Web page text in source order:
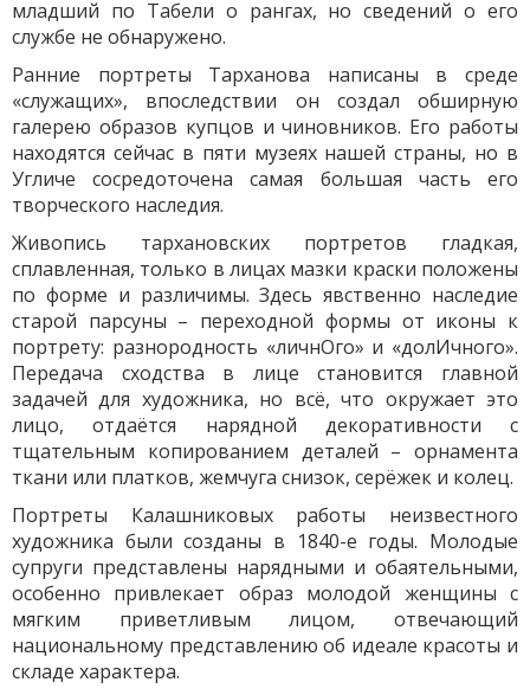
младший по Табели о рангах, но сведений о его
службе не обнаружено.
Ранние портреты Тарханова написаны в среде
«служащих», впоследствии он создал обширную
галерею образов купцов и чиновников. Его работы
находятся сейчас в пяти музеях нашей страны, но в
Угличе сосредоточена самая большая часть его
творческого наследия.
Живопись тархановских портретов гладкая,
сплавленная, только в лицах мазки краски положены
по форме и различимы. Здесь явственно наследие
старой парсуны – переходной формы от иконы к
портрету: разнородность «личнОго» и «долИчного».
Передача сходства в лице становится главной
задачей для художника, но всё, что окружает это
лицо, отдаётся нарядной декоративности с
тщательным копированием деталей – орнамента
ткани или платков, жемчуга снизок, серёжек и колец.
Портреты Калашниковых работы неизвестного
художника были созданы в 1840-е годы. Молодые
супруги представлены нарядными и обаятельными,
особенно привлекает образ молодой женщины с
мягким приветливым лицом, отвечающий
национальному представлению об идеале красоты и
складе характера.